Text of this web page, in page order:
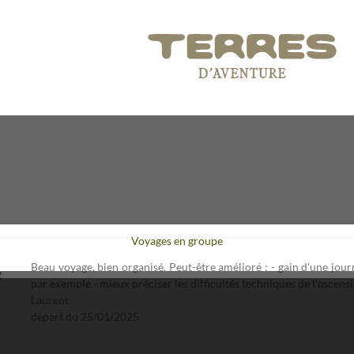
Voyages en groupe
Beau voyage, bien organisé. Peut-être amélioré : - gain d'une